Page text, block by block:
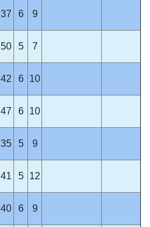
37 6 9
50 5 7
42 6 10
47 6 10
35 5 9
41 5 12
40 6 9